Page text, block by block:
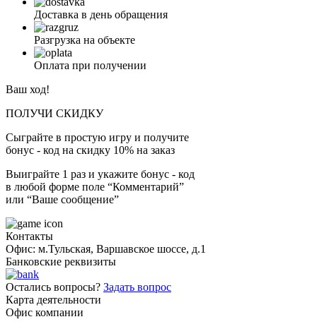
Доставка в день обращения
Разгрузка на объекте
Оплата при получении
Ваш ход!
ПОЛУЧИ СКИДКУ
Сыграйте в простую игру и получите
бонус - код на скидку 10% на заказ
Выиграйте 1 раз и укажите бонус - код
в любой форме поле “Комментарий”
или “Ваше сообщение”
Контакты
Офис: м.Тульская, Варшавское шоссе, д.1
Банковские реквизиты
Остались вопросы? Задать вопрос
Карта деятельности
Офис компании